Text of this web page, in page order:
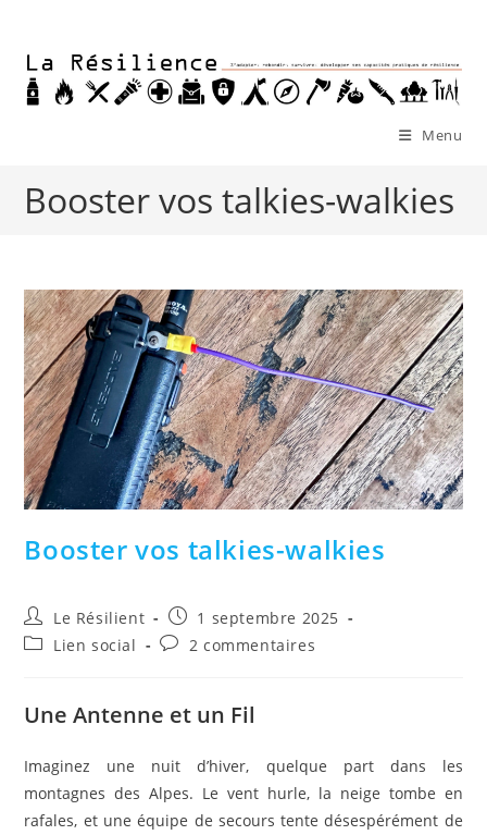
content
Menu
Booster vos talkies-walkies
Booster vos talkies-walkies
Auteur/autrice
de
la
Le Résilient
Publication
publiée :
1 septembre 2025
PostLien social
Commentaires
publication :
2 commentaires
Une Antenne et un Fil
Imaginez une nuit d’hiver, quelque part dans les
montagnes des Alpes. Le vent hurle, la neige tombe en
rafales, et une équipe de secours tente désespérément de